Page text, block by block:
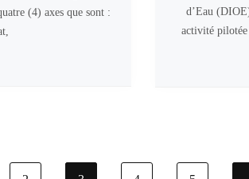
(4) axes que sont :
d’Eau
activité